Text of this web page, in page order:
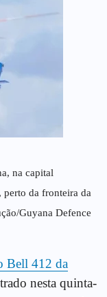
na capital
da fronteira da
Guyana Defence
Bell 412 da
nesta quinta-